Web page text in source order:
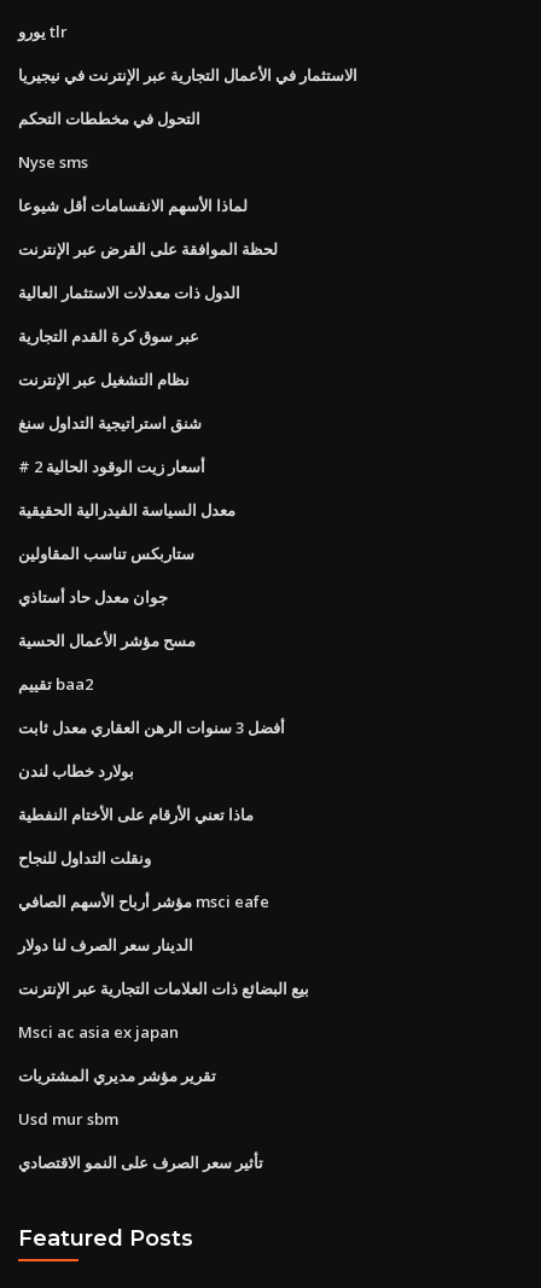
يورو tlr
الاستثمار في الأعمال التجارية عبر الإنترنت في نيجيريا
التحول في مخططات التحكم
Nyse sms
لماذا الأسهم الانقسامات أقل شيوعا
لحظة الموافقة على القرض عبر الإنترنت
الدول ذات معدلات الاستثمار العالية
عبر سوق كرة القدم التجارية
نظام التشغيل عبر الإنترنت
شنق استراتيجية التداول سنغ
# 2 أسعار زيت الوقود الحالية
معدل السياسة الفيدرالية الحقيقية
ستاربكس تناسب المقاولين
جوان معدل حاد أستاذي
مسح مؤشر الأعمال الحسية
تقييم baa2
أفضل 3 سنوات الرهن العقاري معدل ثابت
بولارد خطاب لندن
ماذا تعني الأرقام على الأختام النفطية
ونقلت التداول للنجاح
مؤشر أرباح الأسهم الصافي msci eafe
الدينار سعر الصرف لنا دولار
بيع البضائع ذات العلامات التجارية عبر الإنترنت
Msci ac asia ex japan
تقرير مؤشر مديري المشتريات
Usd mur sbm
تأثير سعر الصرف على النمو الاقتصادي
Featured Posts